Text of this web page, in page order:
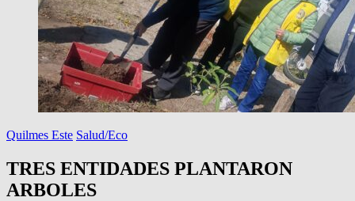
Quilmes Este Salud/Eco
TRES ENTIDADES PLANTARON
ARBOLES